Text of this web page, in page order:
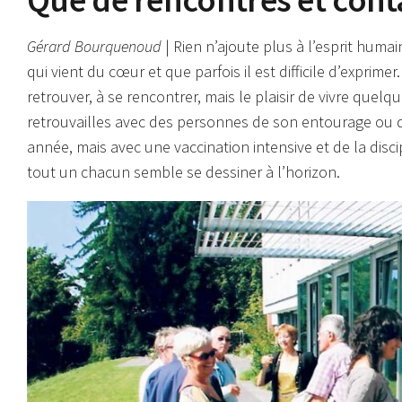
Gérard Bourquenoud | Rien n’ajoute plus à l’esprit
qui vient du cœur et que parfois il est difficile
retrouver, à se rencontrer, mais le plaisir de vivre
retrouvailles avec des personnes de son entourage ou
année, mais avec une vaccination intensive et de la
tout un chacun semble se dessiner à l’horizon.